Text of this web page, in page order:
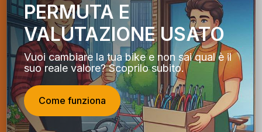
PERMUTA E
VALUTAZIONE USATO
Vuoi cambiare la tua bike e non sai qual è il
suo reale valore? Scoprilo subito.
Come funziona